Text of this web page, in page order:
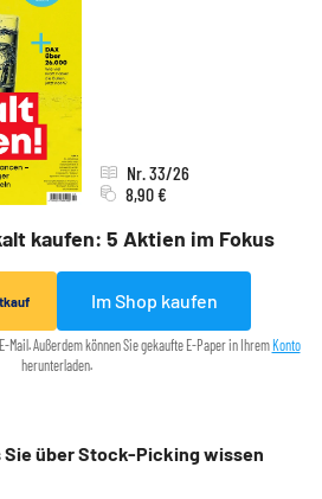
kaufen: 5 Aktien im Fokus
Nr. 33/26
8,90 €
Im Shop kaufen
Mail. Außerdem können Sie gekaufte E-Paper in Ihrem Konto
herunterladen.
über Stock-Picking wissen